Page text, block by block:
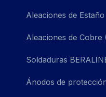
Aleaciones de
Aleaciones de Cobre
Soldaduras
Ánodos de